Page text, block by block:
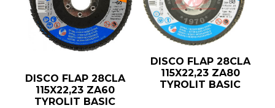
DISCO FLAP 28CLA
115X22,23 ZA60
TYROLIT BASIC
DISCO FLAP 28CLA
115X22,23 ZA80
TYROLIT BASIC